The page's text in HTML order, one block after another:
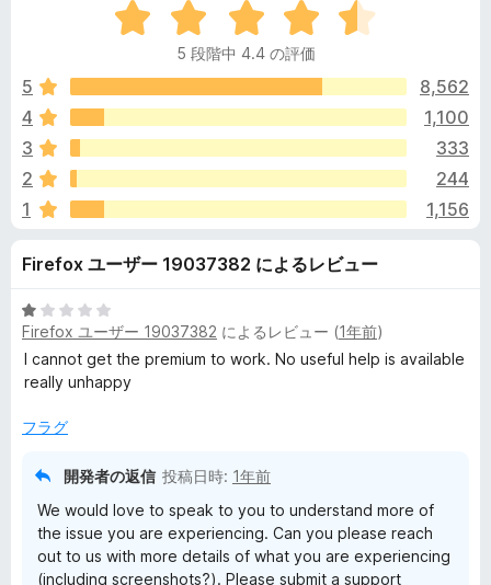
ラ
ウ
ザ
ー
ド
オ
ン
l
o
c
k
P
l
u
s
の
レ
5
段
中
.
の
価
5 段階中 4.4 の評価
5
8,562
4
1,100
3
333
2
244
1
1,156
Firefox ユーザー 19037382 によるレビュー
5
段
階
中
の
価
Firefox ユーザー 19037382 によるレビュー (1年前)
I cannot get the premium to work. No useful help is available
really unhappy
フラグ
開発者の返信 投稿日時: 1年前
We would love to speak to you to understand more of
the issue you are experiencing. Can you please reach
out to us with more details of what you are experiencing
(including screenshots?). Please submit a support